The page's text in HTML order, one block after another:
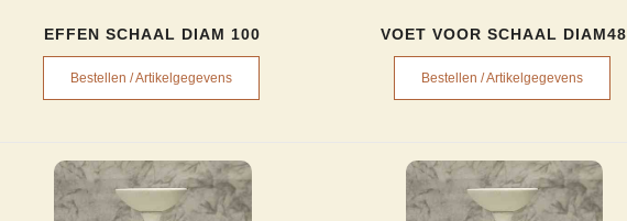
EFFEN SCHAAL DIAM 100
Bestellen / Artikelgegevens
VOET VOOR SCHAAL DIAM48
Bestellen / Artikelgegevens